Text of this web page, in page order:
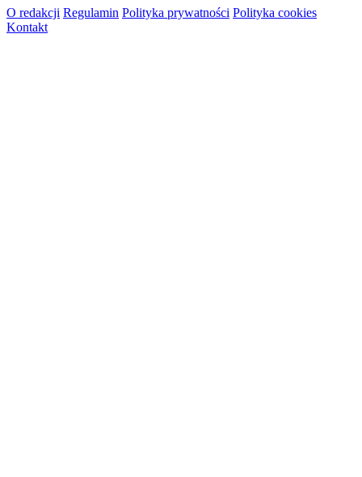
O redakcji Regulamin Polityka prywatności Polityka cookies
Kontakt